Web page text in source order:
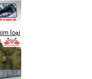
loại